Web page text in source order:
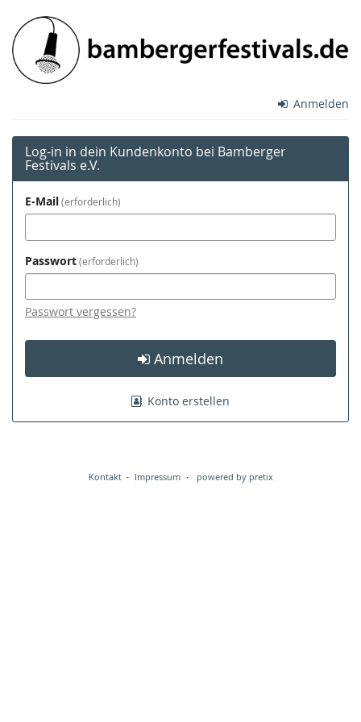
Zum
Haupt-
Inhalt
springen
Bamberger
Festivals
e.V.
Anmelden
Log-in in dein Kundenkonto bei Bamberger
Festivals e.V.
E-Mail erforderlich
Passwort erforderlich
Passwort vergessen?
Anmelden
Konto erstellen
Kontakt Impressum powered by pretix